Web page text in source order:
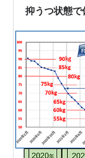
抑うつ状態で